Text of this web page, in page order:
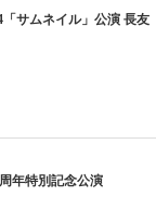
サムネイル」公演 長友
年特別記念公演